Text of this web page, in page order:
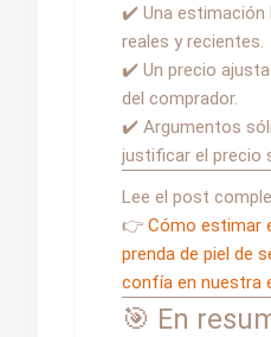
✔️ Una estimación
reales y recientes.
✔️ Un precio
del comprador.
✔️ Argumentos
justificar el precio
Lee el post
👉 Cómo estimar
prenda de piel de
confía en nuestra
🎯 En